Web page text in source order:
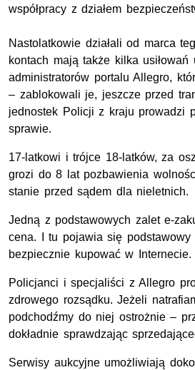
współpracy z działem
Nastolatkowie działali od marca
kontach mają także kilka usiłowań
administratorów portalu Allegro,
– zablokowali je, jeszcze przed
jednostek Policji z kraju prowadzi
sprawie.
17-latkowi i trójce 18-latków, za
grozi do 8 lat pozbawienia
stanie przed sądem dla nieletnich.
Jedną z podstawowych zalet e-
cena. I tu pojawia się podstawowy
bezpiecznie kupować w Internecie.
Policjanci i specjaliści z Allegro
zdrowego rozsądku. Jeżeli
podchodźmy do niej ostrożnie –
dokładnie sprawdzając
Serwisy aukcyjne umożliwiają